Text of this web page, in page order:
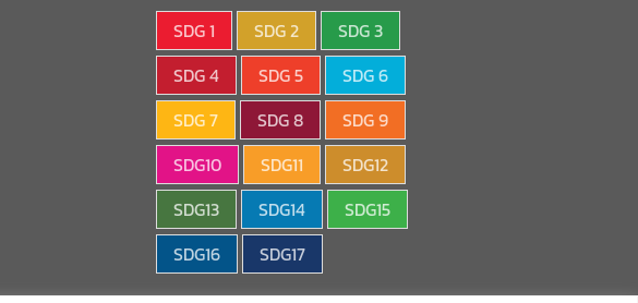
SDG 1 SDG 2
SDG 3
SDG 4
SDG 5
SDG 6
SDG 7
SDG 8
SDG 9
SDG10
SDG11
SDG12
SDG13
SDG14
SDG15
SDG16
SDG17